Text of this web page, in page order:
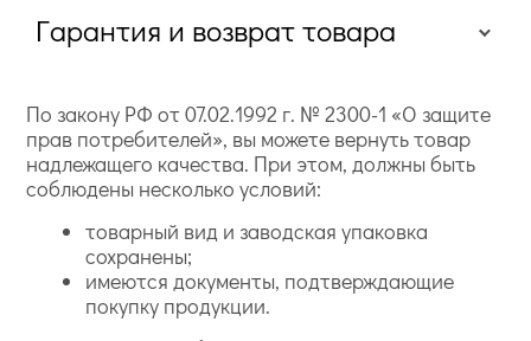
Гарантия и возврат товара
По закону РФ от 07.02.1992 г. № 2300-1 «О защите
прав потребителей», вы можете вернуть товар
надлежащего качества. При этом, должны быть
соблюдены несколько условий:
товарный вид и заводская упаковка
сохранены;
имеются документы, подтверждающие
покупку продукции.